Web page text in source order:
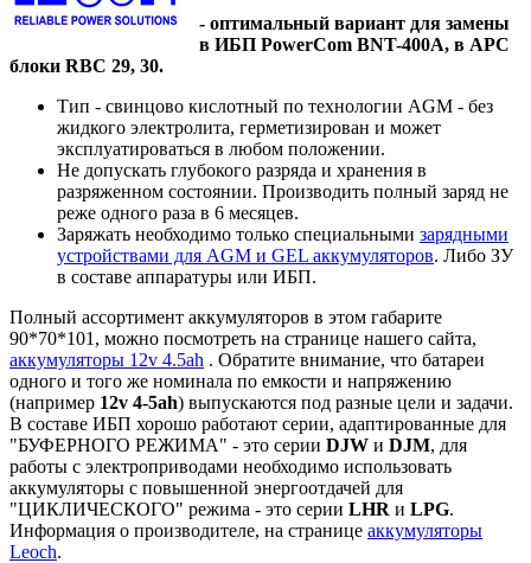
- оптимальный вариант для замены
в ИБП PowerCom BNT-400A, в APC
блоки RBC 29, 30.
Тип - свинцово кислотный по технологии AGM - без
жидкого электролита, герметизирован и может
эксплуатироваться в любом положении.
Не допускать глубокого разряда и хранения в
разряженном состоянии. Производить полный заряд не
реже одного раза в 6 месяцев.
Заряжать необходимо только специальными зарядными
устройствами для AGM и GEL аккумуляторов. Либо ЗУ
в составе аппаратуры или ИБП.
Полный ассортимент аккумуляторов в этом габарите
90*70*101, можно посмотреть на странице нашего сайта,
аккумуляторы 12v 4.5ah . Обратите внимание, что батареи
одного и того же номинала по емкости и напряжению
(например 12v 4-5ah) выпускаются под разные цели и задачи.
В составе ИБП хорошо работают серии, адаптированные для
"БУФЕРНОГО РЕЖИМА" - это серии DJW и DJM, для
работы с электроприводами необходимо использовать
аккумуляторы с повышенной энергоотдачей для
"ЦИКЛИЧЕСКОГО" режима - это серии LHR и LPG.
Информация о производителе, на странице аккумуляторы
Leoch.